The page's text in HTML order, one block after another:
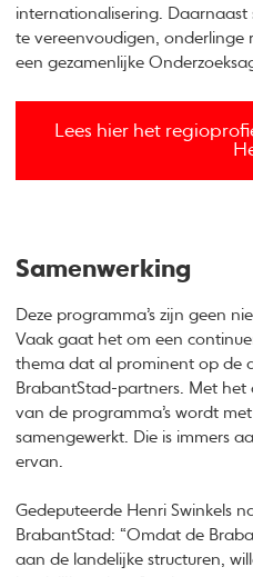
internationalisering.
te vereenvoudigen, onderlinge
een gezamenlijke
Lees hier het
Samenwerking
Deze programma’s zijn geen
Vaak gaat het om een
thema dat al prominent op de
BrabantStad-partners. Met
van de programma’s wordt
samengewerkt. Die is immers
ervan.
Gedeputeerde Henri Swinkels
BrabantStad: “Omdat de
aan de landelijke structuren,